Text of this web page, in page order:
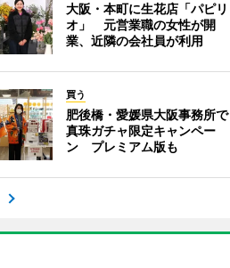
大阪・本町に生花店「パピリ
オ」 元営業職の女性が開
業、近隣の会社員が利用
買う
肥後橋・愛媛県大阪事務所で
真珠ガチャ限定キャンペー
ン プレミアム版も